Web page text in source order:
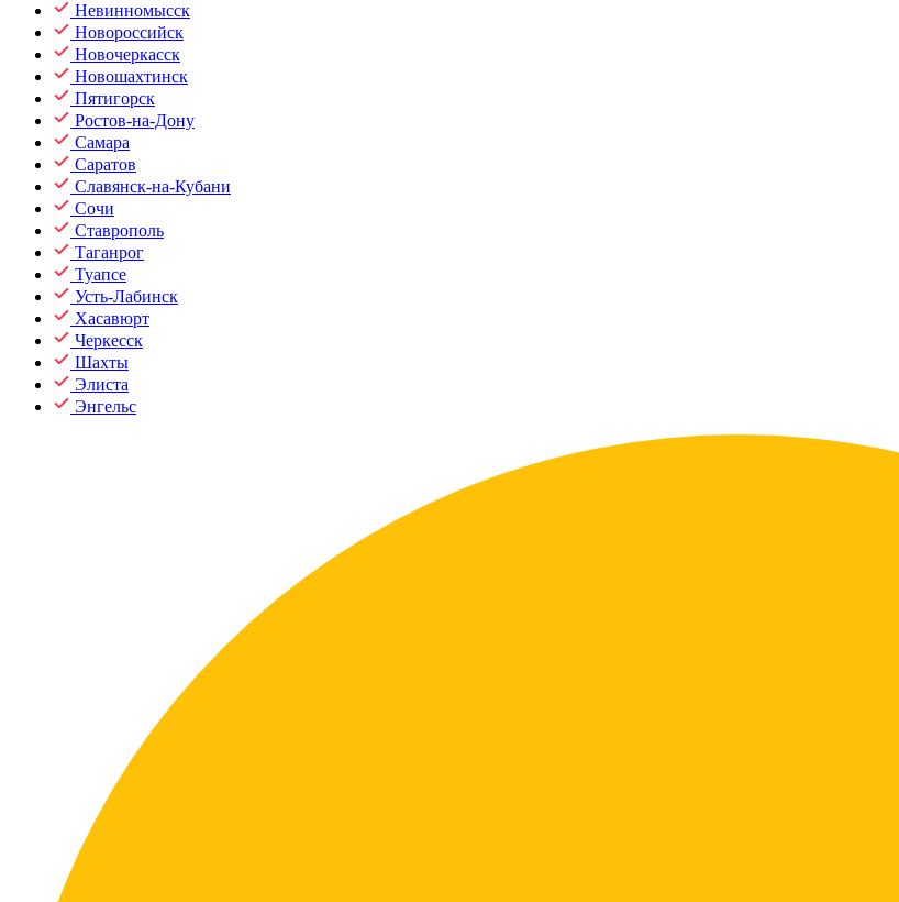
Невинномысск
Новороссийск
Новочеркасск
Новошахтинск
Пятигорск
Ростов-на-Дону
Самара
Саратов
Славянск-на-Кубани
Сочи
Ставрополь
Таганрог
Туапсе
Усть-Лабинск
Хасавюрт
Черкесск
Шахты
Элиста
Энгельс